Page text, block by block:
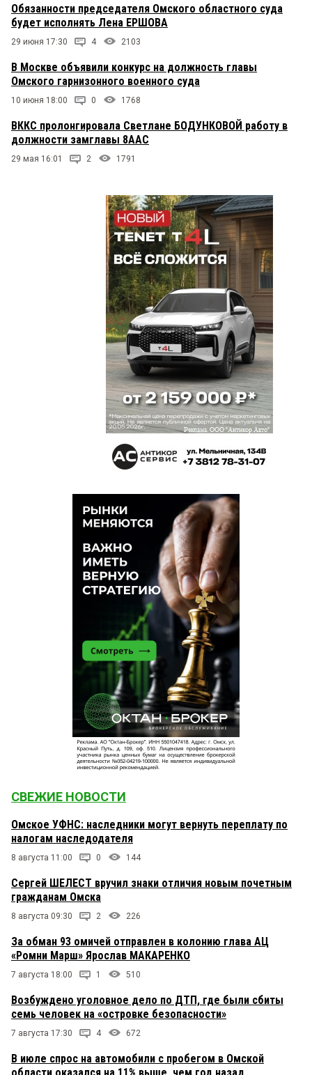
Обязанности председателя Омского областного суда
будет исполнять Лена ЕРШОВА
29 июня 17:30 4 2103
В Москве объявили конкурс на должность главы
Омского гарнизонного военного суда
10 июня 18:00 0 1768
ВККС пролонгировала Светлане БОДУНКОВОЙ работу в
должности замглавы 8ААС
29 мая 16:01 2 1791
СВЕЖИЕ НОВОСТИ
Омское УФНС: наследники могут вернуть переплату по
налогам наследодателя
8 августа 11:00 0 144
Сергей ШЕЛЕСТ вручил знаки отличия новым почетным
гражданам Омска
8 августа 09:30 2 226
За обман 93 омичей отправлен в колонию глава АЦ
«Ромни Марш» Ярослав МАКАРЕНКО
7 августа 18:00 1 510
Возбуждено уголовное дело по ДТП, где были сбиты
семь человек на «островке безопасности»
7 августа 17:30 4 672
В июле спрос на автомобили с пробегом в Омской